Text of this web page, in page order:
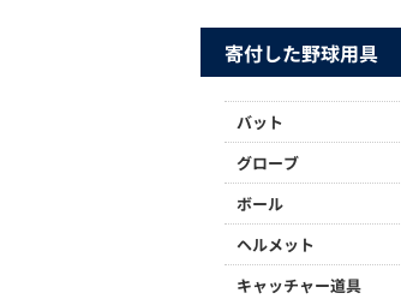
寄付した野球用具
バット
グローブ
ボール
ヘルメット
キャッチャー道具